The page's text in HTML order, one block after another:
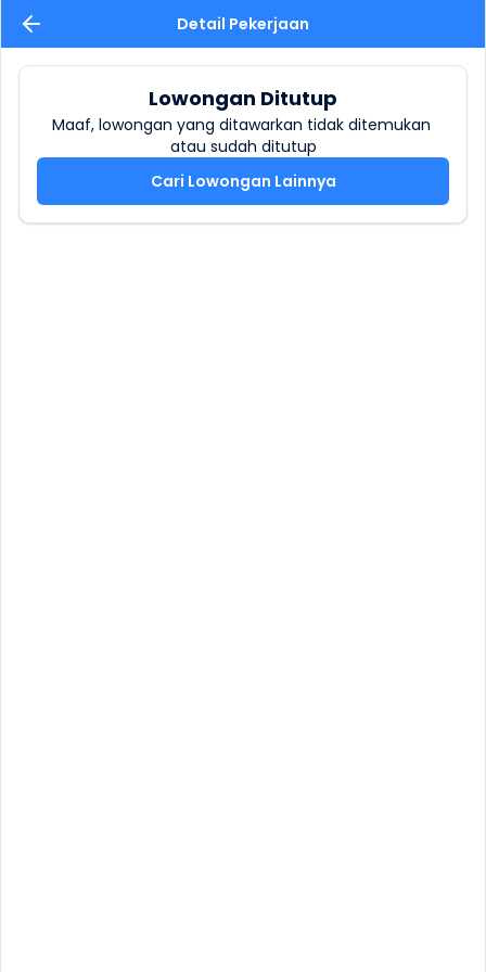
Detail Pekerjaan
Lowongan Ditutup
Maaf, lowongan yang ditawarkan tidak ditemukan
atau sudah ditutup
Cari Lowongan Lainnya